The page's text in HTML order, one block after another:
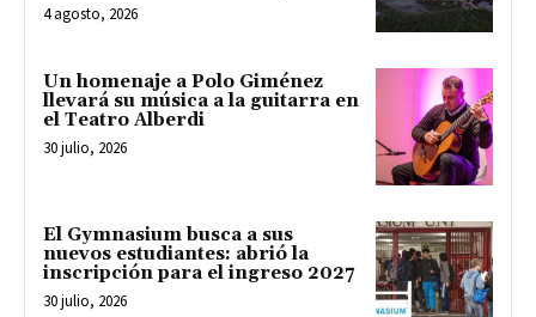
4 agosto, 2026
Un homenaje a Polo Giménez
llevará su música a la guitarra en
el Teatro Alberdi
30 julio, 2026
El Gymnasium busca a sus
nuevos estudiantes: abrió la
inscripción para el ingreso 2027
30 julio, 2026